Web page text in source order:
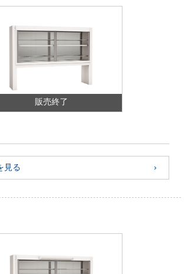
販売終了
見る